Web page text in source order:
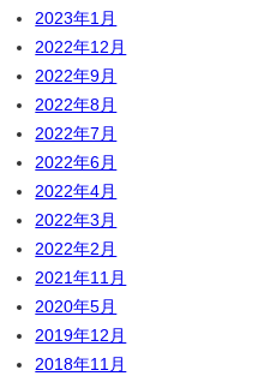
2023年1月
2022年12月
2022年9月
2022年8月
2022年7月
2022年6月
2022年4月
2022年3月
2022年2月
2021年11月
2020年5月
2019年12月
2018年11月